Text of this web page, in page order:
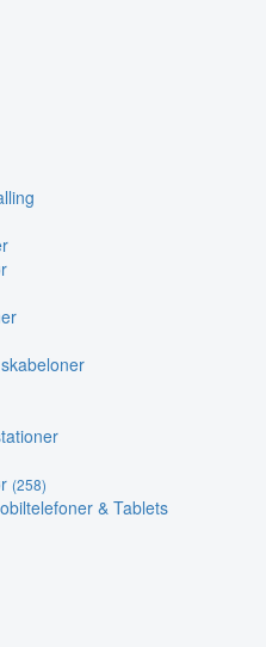
(258)
& Tablets